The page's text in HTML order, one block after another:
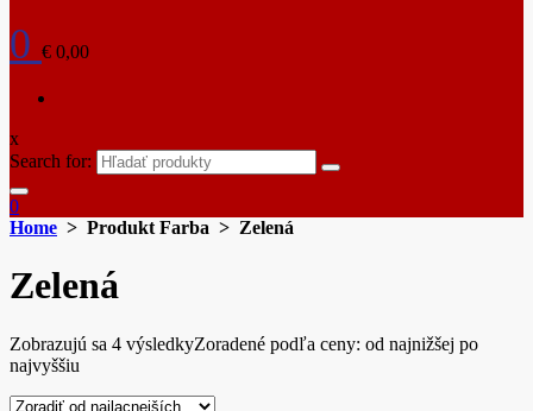
0 € 0,00
x
Search for:
0
Home > Produkt Farba > Zelená
Zelená
Zobrazujú sa 4 výsledkyZoradené podľa ceny: od najnižšej po
najvyššiu